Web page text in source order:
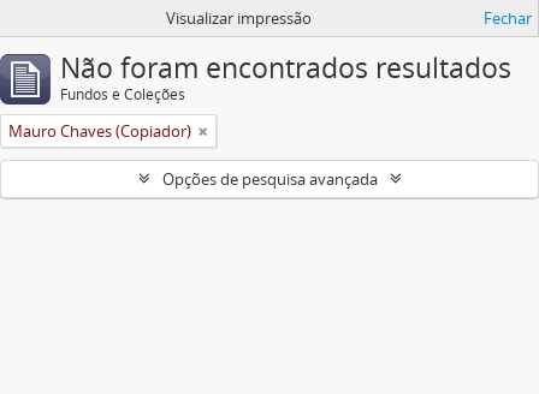
Visualizar impressão Fechar
Não foram encontrados resultados
Fundos e Coleções
Mauro Chaves (Copiador)
Opções de pesquisa avançada